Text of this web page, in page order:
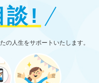
談!
の人生をサポートいたします。